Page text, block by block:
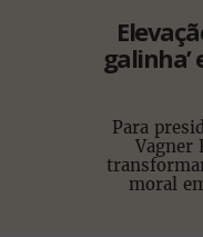
galinha’
Para
Vagner
moral